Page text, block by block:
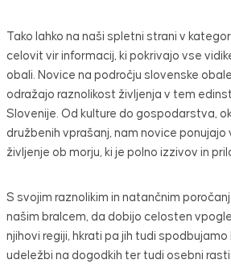
Tako lahko na naši spletni strani v
celovit vir informacij, ki pokrivajo vse
obali. Novice na področju slovenske
odražajo raznolikost življenja v tem
Slovenije. Od kulture do gospodarstva,
družbenih vprašanj, nam novice
življenje ob morju, ki je polno izzivov in
S svojim raznolikim in natančnim
našim bralcem, da dobijo celosten
njihovi regiji, hkrati pa jih tudi spodbujamo
udeležbi na dogodkih ter tudi osebni